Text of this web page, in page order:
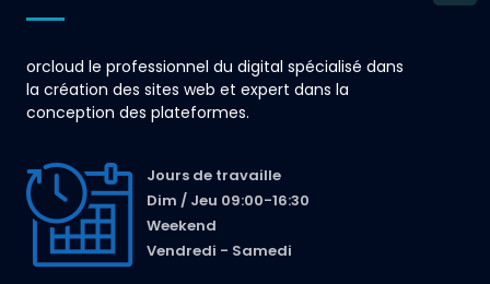
orcloud le professionnel du digital spécialisé dans
la création des sites web et expert dans la
conception des plateformes.
Jours de travaille
Dim / Jeu 09:00-16:30
Weekend
Vendredi - Samedi